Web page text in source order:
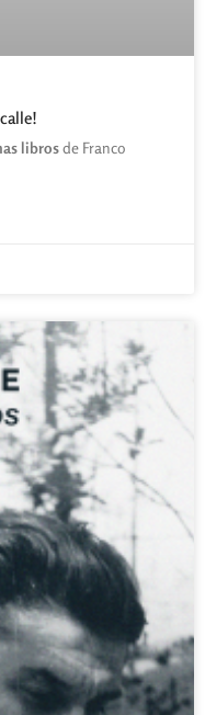
librosde Franco